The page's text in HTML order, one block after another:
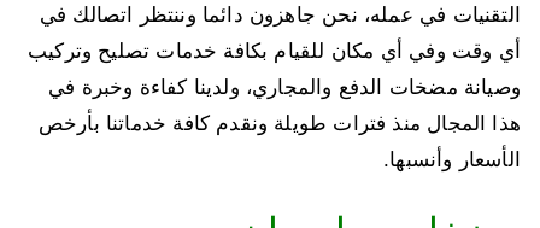
التقنيات في عمله، نحن جاهزون دائما وننتظر اتصالك في
أي وقت وفي أي مكان للقيام بكافة خدمات تصليح وتركيب
وصيانة مضخات الدفع والمجاري، ولدينا كفاءة وخبرة في
هذا المجال منذ فترات طويلة ونقدم كافة خدماتنا بأرخص
الأسعار وأنسبها.